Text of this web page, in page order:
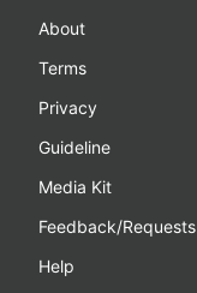
About
Terms
Privacy
Guideline
Media Kit
Feedback/Requests
Help